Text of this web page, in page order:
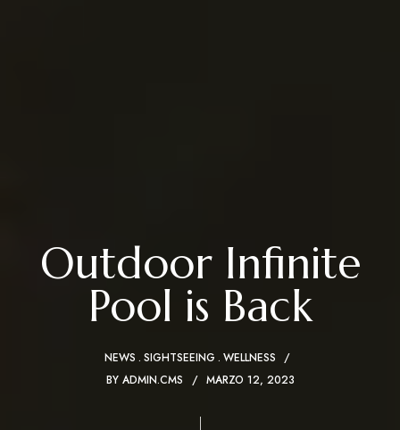
Outdoor Infinite
Pool is Back
NEWS SIGHTSEEING WELLNESS
BY ADMIN.CMS MARZO 12, 2023